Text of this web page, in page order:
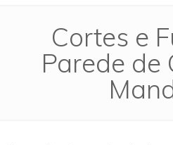
Cortes e
Parede de